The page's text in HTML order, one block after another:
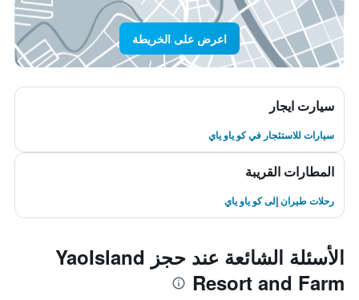
اعرض على الخريطة
سيارت ايجار
سيارات للاستئجار في كو ياو ياي
المطارات القريبة
رحلات طيران إلى كو ياو ياي
الأسئلة الشائعة عند حجز YaoIsland
Resort and Farm